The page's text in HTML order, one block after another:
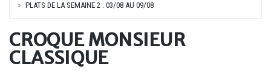
PLATS DE LA SEMAINE 2 : 03/08 AU 09/08
CROQUE MONSIEUR
CLASSIQUE